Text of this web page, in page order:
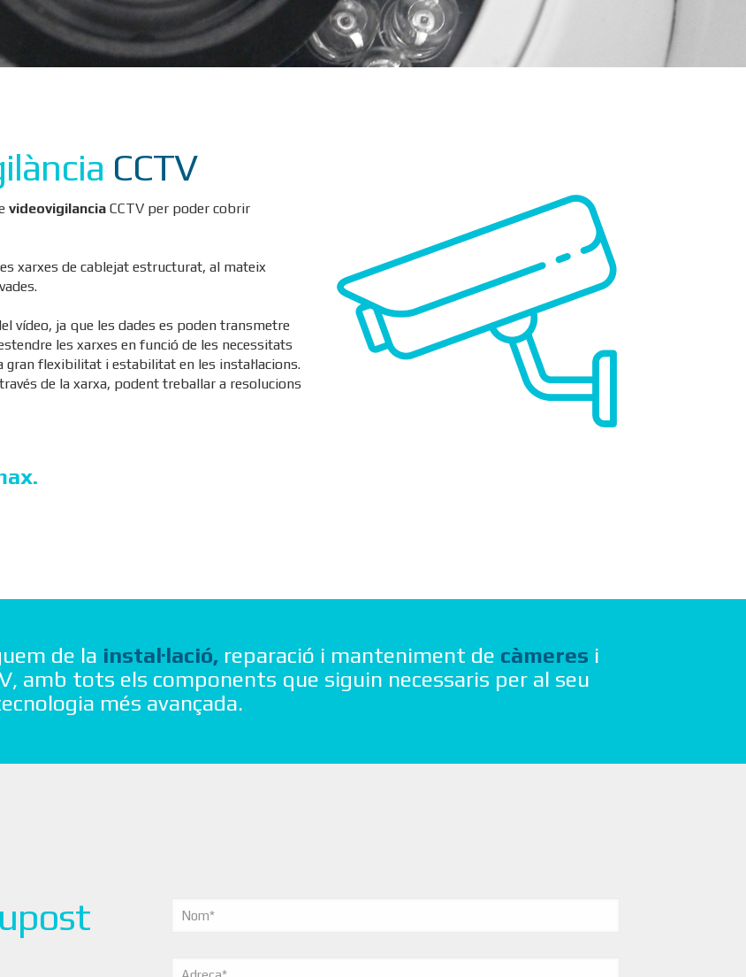
CCTV
videovigilancia CCTV per poder cobrir
xarxes de cablejat estructurat, al mateix
vídeo, ja que les dades es poden transmetre
les xarxes en funció de les necessitats
gran flexibilitat i estabilitat en les instal·lacions.
de la xarxa, podent treballar a resolucions
de la instal·lació, reparació i manteniment de càmeres i
amb tots els components que siguin necessaris per al seu
més avançada.